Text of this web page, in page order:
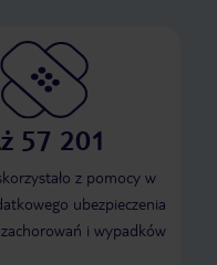
57 201
z pomocy w
ubezpieczenia
zachorowań i wypadków